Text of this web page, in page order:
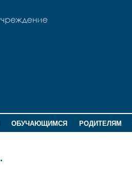
ОБУЧАЮЩИМСЯ РОДИТЕЛЯМ